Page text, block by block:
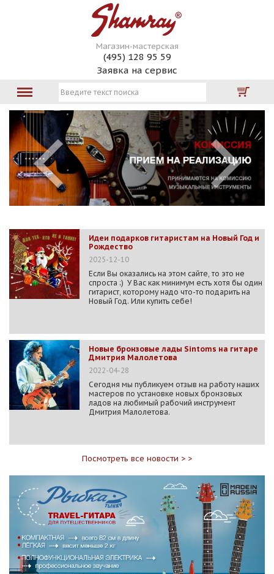
Магазин-мастерская
(495) 128 95 59
Заявка на сервис
Идеи подарков гитаристам на Новый Год и
Рождество
2025-12-10
Если Вы оказались на этом сайте, то это не
спроста ;) У Вас как минимум есть хотя бы один
гитарист, которому надо что-то подарить на
Новый Год. Или купить себе!
Новые бронзовые лады Sintoms на гитаре
Дмитрия Малолетова
2022-04-28
Сегодня мы публикуем отзыв на работу наших
мастеров по установке новых бронзовых
ладов на любимый рабочий инструмент
Дмитрия Малолетова.
Посмотреть все новости > >